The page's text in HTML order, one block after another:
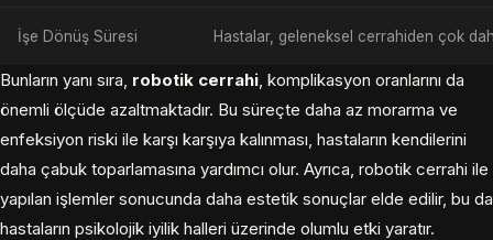
İşe Dönüş Süresi Hastalar, geleneksel cerrahiden çok
Bunların yanı sıra, robotik cerrahi, komplikasyon oranlarını da
önemli ölçüde azaltmaktadır. Bu süreçte daha az morarma ve
enfeksiyon riski ile karşı karşıya kalınması, hastaların kendilerini
daha çabuk toparlamasına yardımcı olur. Ayrıca, robotik cerrahi ile
yapılan işlemler sonucunda daha estetik sonuçlar elde edilir, bu da
hastaların psikolojik iyilik halleri üzerinde olumlu etki yaratır.